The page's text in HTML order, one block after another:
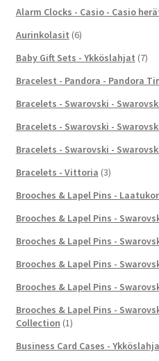
Alarm Clocks - Casio - Casio
Aurinkolasit (6)
Baby Gift Sets - Ykköslahjat (7)
Bracelest - Pandora - Pandora
Bracelets - Swarovski -
Bracelets - Swarovski -
Bracelets - Swarovski -
Bracelets - Vittoria (3)
Brooches & Lapel Pins -
Brooches & Lapel Pins -
Brooches & Lapel Pins -
Brooches & Lapel Pins -
Brooches & Lapel Pins -
Brooches & Lapel Pins -
Collection (1)
Business Card Cases -